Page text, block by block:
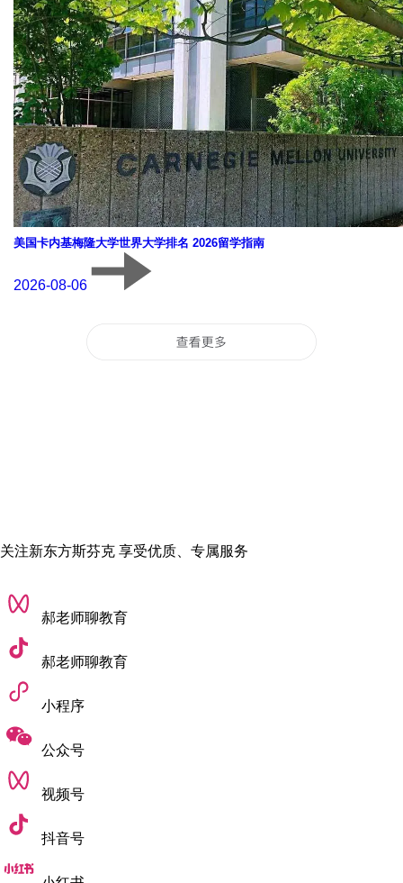
美国卡内基梅隆大学世界大学排名 2026留学指南
2026-08-06
关注新东方斯芬克 享受优质、专属服务
郝老师聊教育
郝老师聊教育
小程序
公众号
视频号
抖音号